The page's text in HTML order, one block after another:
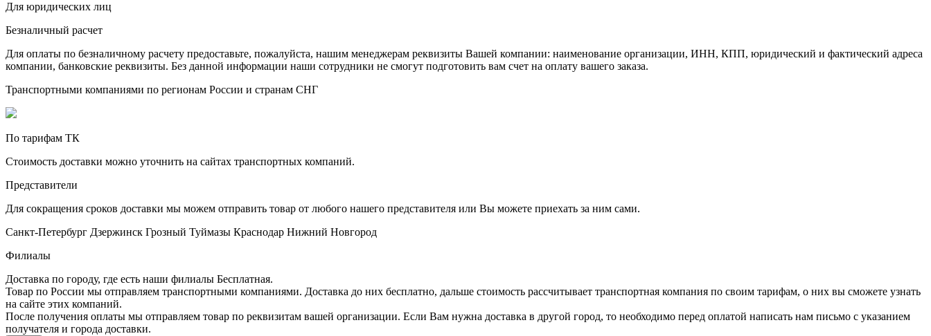
Для юридических лиц
Безналичный расчет
Для оплаты по безналичному расчету предоставьте, пожалуйста, нашим менеджерам реквизиты Вашей компании: наименование организации, ИНН, КПП, юридический и фактический адреса
компании, банковские реквизиты. Без данной информации наши сотрудники не смогут подготовить вам счет на оплату вашего заказа.
Транспортными компаниями по регионам России и странам СНГ
По тарифам ТК
Стоимость доставки можно уточнить на сайтах транспортных компаний.
Представители
Для сокращения сроков доставки мы можем отправить товар от любого нашего представителя или Вы можете приехать за ним сами.
Санкт-Петербург Дзержинск Грозный Туймазы Краснодар Нижний Новгород
Филиалы
Доставка по городу, где есть наши филиалы Бесплатная.
Товар по России мы отправляем транспортными компаниями. Доставка до них бесплатно, дальше стоимость рассчитывает транспортная компания по своим тарифам, о них вы сможете узнать
на сайте этих компаний.
После получения оплаты мы отправляем товар по реквизитам вашей организации. Если Вам нужна доставка в другой город, то необходимо перед оплатой написать нам письмо с указанием
получателя и города доставки.